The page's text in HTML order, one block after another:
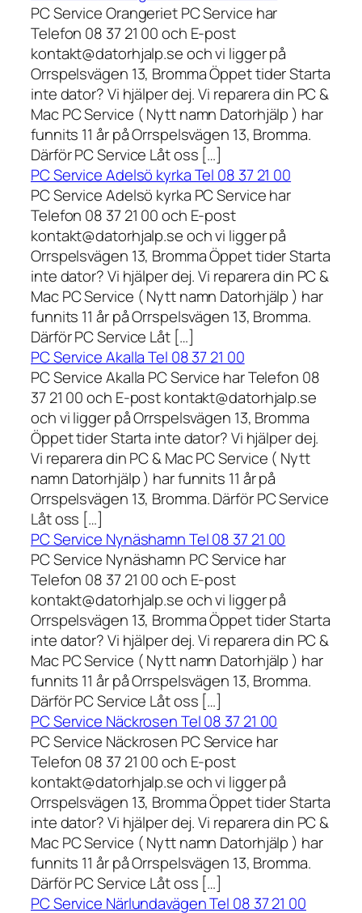
PC Service Orangeriet PC Service har
Telefon 08 37 21 00 och E-post
kontakt@datorhjalp.se och vi ligger på
Orrspelsvägen 13, Bromma Öppet tider Starta
inte dator? Vi hjälper dej. Vi reparera din PC &
Mac PC Service ( Nytt namn Datorhjälp ) har
funnits 11 år på Orrspelsvägen 13, Bromma.
Därför PC Service Låt oss […]
PC Service Adelsö kyrka Tel 08 37 21 00
PC Service Adelsö kyrka PC Service har
Telefon 08 37 21 00 och E-post
kontakt@datorhjalp.se och vi ligger på
Orrspelsvägen 13, Bromma Öppet tider Starta
inte dator? Vi hjälper dej. Vi reparera din PC &
Mac PC Service ( Nytt namn Datorhjälp ) har
funnits 11 år på Orrspelsvägen 13, Bromma.
Därför PC Service Låt […]
PC Service Akalla Tel 08 37 21 00
PC Service Akalla PC Service har Telefon 08
37 21 00 och E-post kontakt@datorhjalp.se
och vi ligger på Orrspelsvägen 13, Bromma
Öppet tider Starta inte dator? Vi hjälper dej.
Vi reparera din PC & Mac PC Service ( Nytt
namn Datorhjälp ) har funnits 11 år på
Orrspelsvägen 13, Bromma. Därför PC Service
Låt oss […]
PC Service Nynäshamn Tel 08 37 21 00
PC Service Nynäshamn PC Service har
Telefon 08 37 21 00 och E-post
kontakt@datorhjalp.se och vi ligger på
Orrspelsvägen 13, Bromma Öppet tider Starta
inte dator? Vi hjälper dej. Vi reparera din PC &
Mac PC Service ( Nytt namn Datorhjälp ) har
funnits 11 år på Orrspelsvägen 13, Bromma.
Därför PC Service Låt oss […]
PC Service Näckrosen Tel 08 37 21 00
PC Service Näckrosen PC Service har
Telefon 08 37 21 00 och E-post
kontakt@datorhjalp.se och vi ligger på
Orrspelsvägen 13, Bromma Öppet tider Starta
inte dator? Vi hjälper dej. Vi reparera din PC &
Mac PC Service ( Nytt namn Datorhjälp ) har
funnits 11 år på Orrspelsvägen 13, Bromma.
Därför PC Service Låt oss […]
PC Service Närlundavägen Tel 08 37 21 00